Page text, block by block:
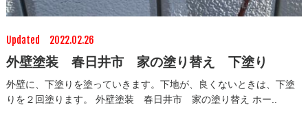
Updated 2022.02.26
外壁塗装 春日井市 家の塗り替え 下塗り
外壁に、下塗りを塗っていきます。下地が、良くないときは、下塗
りを２回塗ります。 外壁塗装 春日井市 家の塗り替え ホー..